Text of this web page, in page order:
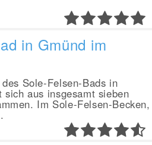
in Gmünd im
Sole-Felsen-Bads in
sich aus insgesamt sieben
Im Sole-Felsen-Becken,